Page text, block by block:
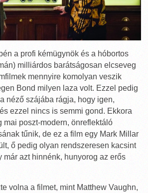
a profi kémügynök és a hóbortos
milliárdos barátságosan elcseveg
mennyire komolyan veszik
Bond milyen laza volt. Ezzel pedig
néző szájába rágja, hogy igen,
ezzel nincs is semmi gond. Ekkora
mai poszt-modern, önreflektáló
tűnik, de ez a film egy Mark Millar
ő pedig olyan rendszeresen kacsint
már azt hinnénk, hunyorog az erős
volna a filmet, mint Matthew Vaughn,